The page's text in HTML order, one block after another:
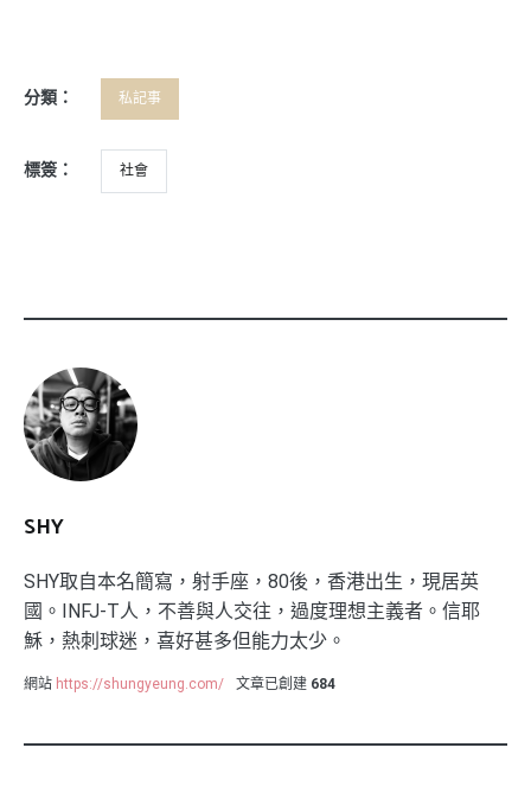
分類： 私記事
標簽： 社會
SHY
SHY取自本名簡寫，射手座，80後，香港出生，現居英
國。INFJ-T人，不善與人交往，過度理想主義者。信耶
穌，熱刺球迷，喜好甚多但能力太少。
網站 https://shungyeung.com/ 文章已創建 684